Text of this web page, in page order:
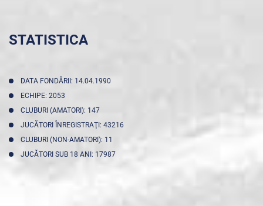
STATISTICA
DATA FONDĂRII: 14.04.1990
ECHIPE: 2053
CLUBURI (AMATORI): 147
JUCĂTORI ÎNREGISTRAŢI: 43216
CLUBURI (NON-AMATORI): 11
JUCĂTORI SUB 18 ANI: 17987